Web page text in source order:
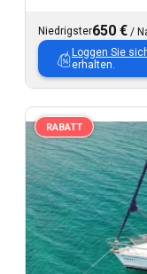
Niedrigster650 € /
Loggen Sie
erhalten.
RABATT